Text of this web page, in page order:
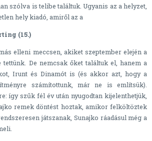
szólva is telibe találtuk. Ugyanis az a helyzet,
hely kiadó, amiről az a
(15.)
elleni meccsen, akiket szeptember elején a
tettünk. De nemcsak őket találtuk el, hanem a
Irunt és Dinamót is (és akkor azt, hogy a
számítottunk, már ne is említsük).
így szűk fél év után nyugodtan kijelenthetjük,
remek döntést hoztak, amikor felköltöztek
játszanak, Sunajko ráadásul még a